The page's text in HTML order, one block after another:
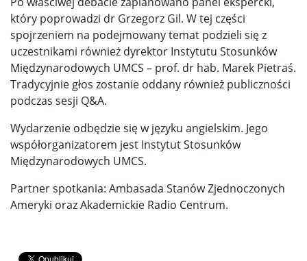
który poprowadzi dr Grzegorz Gil. W tej części
spojrzeniem na podejmowany temat podzieli się z
uczestnikami również dyrektor Instytutu Stosunków
Międzynarodowych UMCS – prof. dr hab. Marek Pietraś.
Tradycyjnie głos zostanie oddany również publiczności
podczas sesji Q&A.
Wydarzenie odbędzie się w języku angielskim. Jego
współorganizatorem jest Instytut Stosunków
Międzynarodowych UMCS.
Partner spotkania: Ambasada Stanów Zjednoczonych
Ameryki oraz Akademickie Radio Centrum.